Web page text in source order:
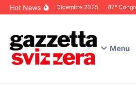
Salta al contenuto
Hot News
Editoriale Dicembre 2025 87°
Menu